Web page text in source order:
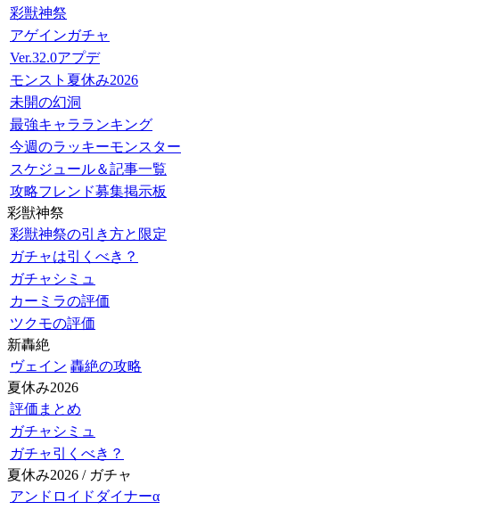
彩獣神祭
アゲインガチャ
Ver.32.0アプデ
モンスト夏休み2026
未開の幻洞
最強キャラランキング
今週のラッキーモンスター
スケジュール＆記事一覧
攻略フレンド募集掲示板
彩獣神祭
彩獣神祭の引き方と限定
ガチャは引くべき？
ガチャシミュ
カーミラの評価
ツクモの評価
新轟絶
ヴェイン 轟絶の攻略
夏休み2026
評価まとめ
ガチャシミュ
ガチャ引くべき？
夏休み2026 / ガチャ
アンドロイドダイナーα